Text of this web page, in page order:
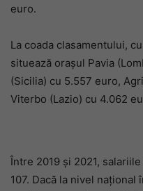
euro.
La coada clasamentului,
situează orașul Pavia
(Sicilia) cu 5.557 euro,
Viterbo (Lazio) cu 4.062
Între 2019 și 2021,
107. Dacă la nivel